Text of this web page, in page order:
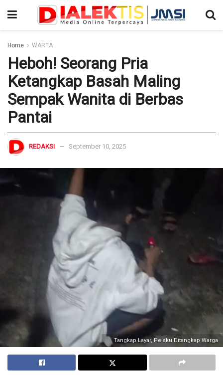
Home WARTA
Heboh! Seorang Pria
Ketangkap Basah Maling
Sempak Wanita di Berbas
Pantai
REDAKSI September 10, 2025
Tangkap Layar, Pelaku Ditangkap Warga